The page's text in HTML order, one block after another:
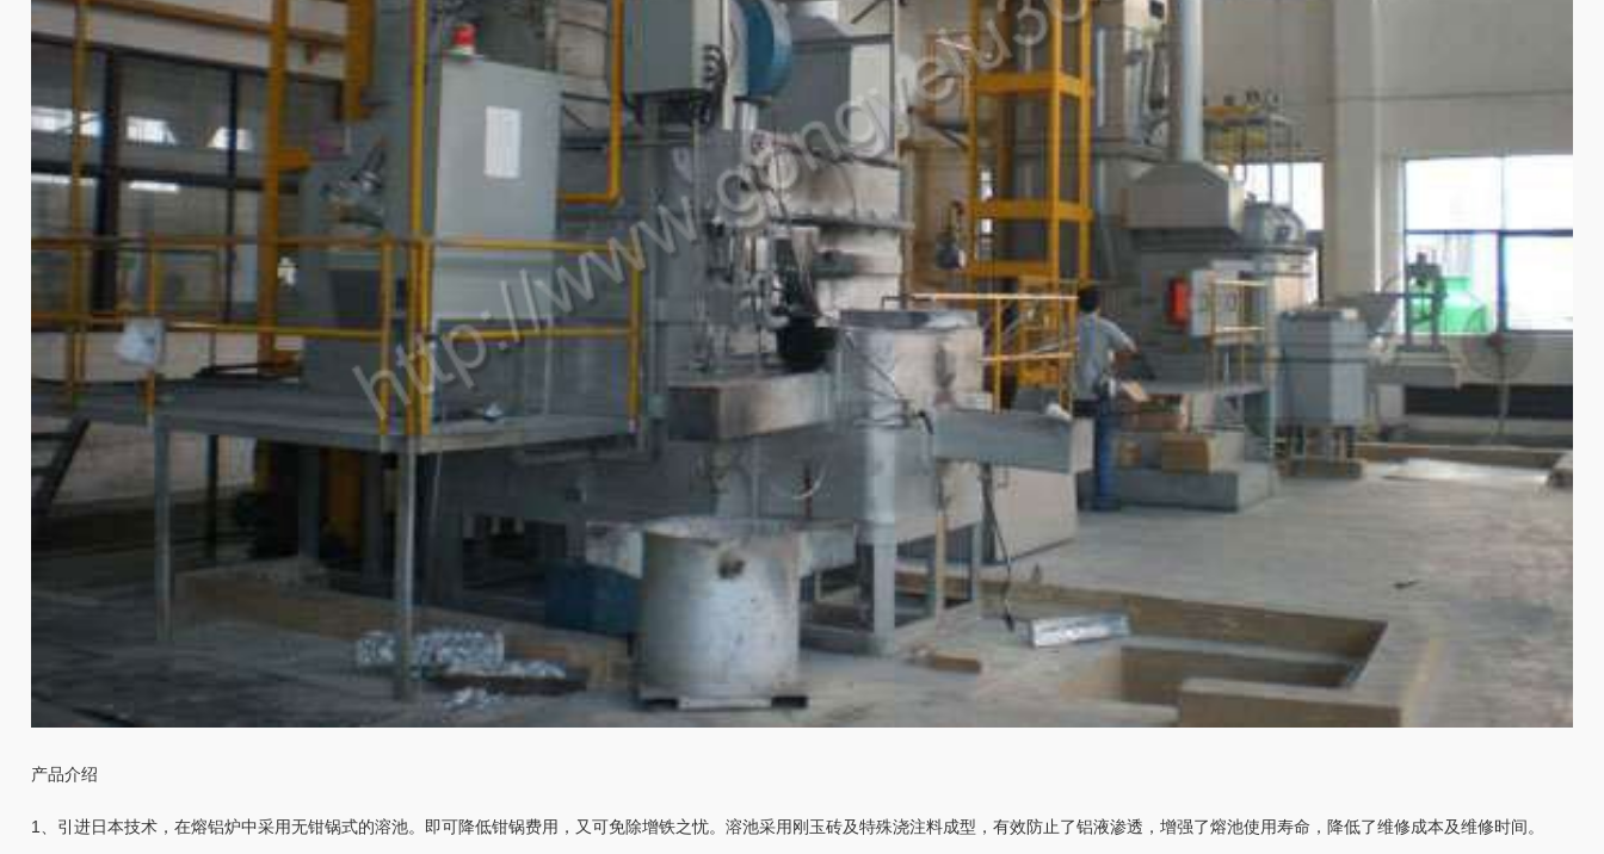
产品介绍
1、引进日本技术，在熔铝炉中采用无钳锅式的溶池。即可降低钳锅费用，又可免除增铁之忧。溶池采用刚玉砖及特殊浇注料成型，有效防止了铝液渗透，增强了熔池使用寿命，降低了维修成本及维修时间。